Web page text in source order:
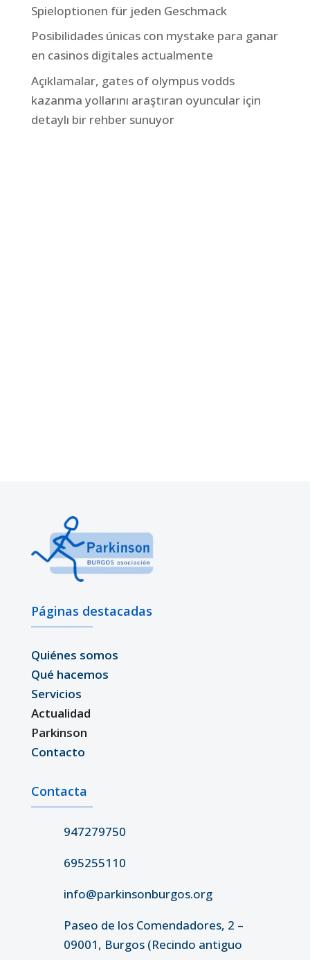
Spieloptionen für jeden Geschmack
Posibilidades únicas con mystake para ganar
en casinos digitales actualmente
Açıklamalar, gates of olympus vodds
kazanma yollarını araştıran oyuncular için
detaylı bir rehber sunuyor
Páginas destacadas
Quiénes somos
Qué hacemos
Servicios
Actualidad
Parkinson
Contacto
Contacta
947279750
695255110
info@parkinsonburgos.org
Paseo de los Comendadores, 2 –
09001, Burgos (Recindo antiguo